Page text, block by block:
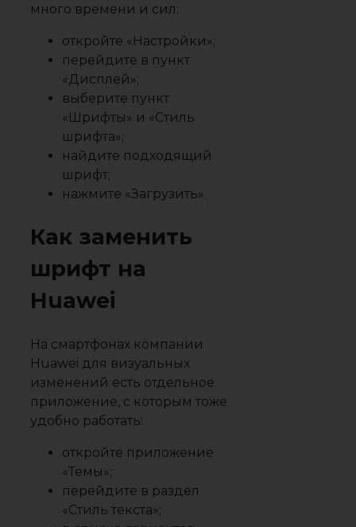
много времени и сил:
откройте «Настройки»;
перейдите в пункт
«Дисплей»;
выберите пункт
«Шрифты» и «Стиль
шрифта»;
найдите подходящий
шрифт;
нажмите «Загрузить».
Как заменить
шрифт на
Huawei
На смартфонах компании
Huawei для визуальных
изменений есть отдельное
приложение, с которым тоже
удобно работать:
откройте приложение
«Темы»;
перейдите в раздел
«Стиль текста»;